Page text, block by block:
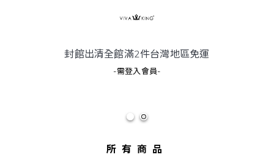
封館出清全館滿2件台灣地區免運
-需登入會員-
所有商品